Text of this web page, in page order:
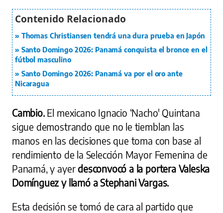
Thomas Christiansen tendrá una dura prueba en Japón
Santo Domingo 2026: Panamá conquista el bronce en el
fútbol masculino
Santo Domingo 2026: Panamá va por el oro ante
Nicaragua
Cambio. El mexicano Ignacio ‘Nacho' Quintana
sigue demostrando que no le tiemblan las
manos en las decisiones que toma con base al
rendimiento de la Selección Mayor Femenina de
Panamá, y ayer desconvocó a la portera Valeska
Domínguez y llamó a Stephani Vargas.
Esta decisión se tomó de cara al partido que